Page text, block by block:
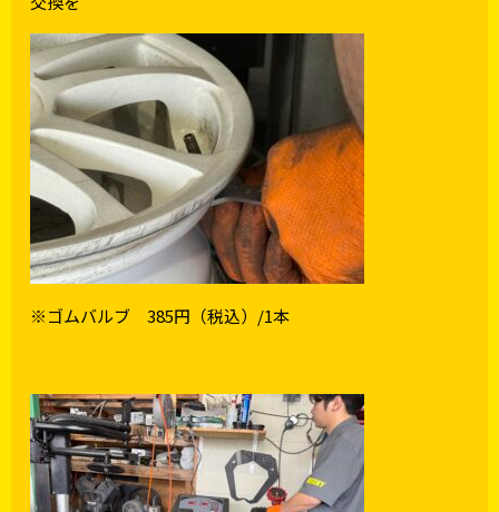
※ゴムバルブ 385円（税込）/1本